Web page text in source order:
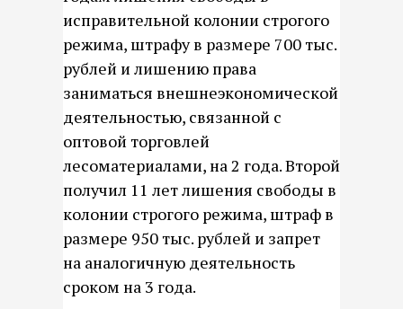
исправительной колонии строгого
режима, штрафу в размере 700 тыс.
рублей и лишению права
заниматься внешнеэкономической
деятельностью, связанной с
оптовой торговлей
лесоматериалами, на 2 года. Второй
получил 11 лет лишения свободы в
колонии строгого режима, штраф в
размере 950 тыс. рублей и запрет
на аналогичную деятельность
сроком на 3 года.